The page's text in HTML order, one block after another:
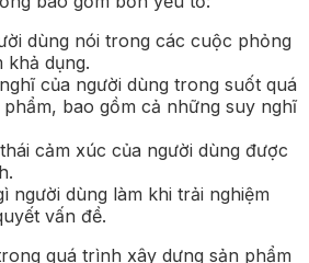
dùng nói trong các cuộc phỏng
khả dụng.
của người dùng trong suốt quá
bao gồm cả những suy nghĩ
cảm xúc của người dùng được
người dùng làm khi trải nghiệm
vấn đề.
quá trình xây dựng sản phẩm